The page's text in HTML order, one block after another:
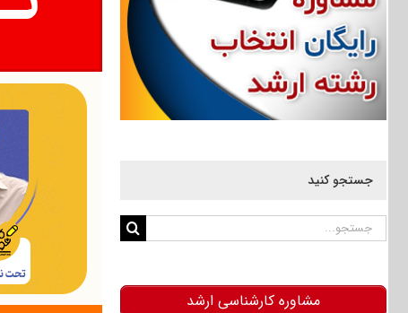
جستجو کنید
جستجو
مشاوره کارشناسی ارشد